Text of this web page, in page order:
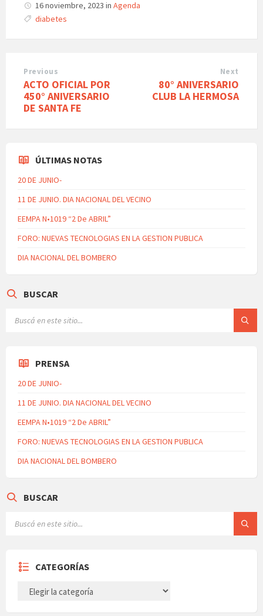
16 noviembre, 2023 in Agenda
Tags:
diabetes
Previous
ACTO OFICIAL POR
450° ANIVERSARIO
DE SANTA FE
Next
80° ANIVERSARIO
CLUB LA HERMOSA
ÚLTIMAS NOTAS
20 DE JUNIO-
11 DE JUNIO. DIA NACIONAL DEL VECINO
EEMPA N•1019 “2 De ABRIL”
FORO: NUEVAS TECNOLOGIAS EN LA GESTION PUBLICA
DIA NACIONAL DEL BOMBERO
BUSCAR
PRENSA
20 DE JUNIO-
11 DE JUNIO. DIA NACIONAL DEL VECINO
EEMPA N•1019 “2 De ABRIL”
FORO: NUEVAS TECNOLOGIAS EN LA GESTION PUBLICA
DIA NACIONAL DEL BOMBERO
BUSCAR
CATEGORÍAS